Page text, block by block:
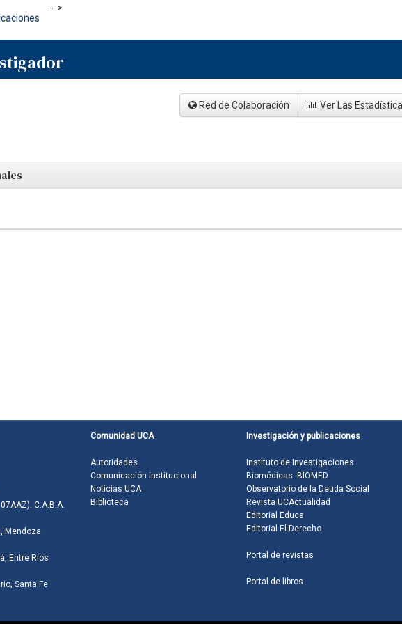
-->
Red de Colaboración Ver Las
C.A.B.A.
Mendoza
Entre Ríos
Santa Fe
Comunidad UCA
Autoridades
Comunicación institucional
Noticias UCA
Biblioteca
Investigación y publicaciones
Instituto de Investigaciones
Biomédicas -BIOMED
Observatorio de la Deuda Social
Revista UCActualidad
Editorial Educa
Editorial El Derecho
Portal de revistas
Portal de libros